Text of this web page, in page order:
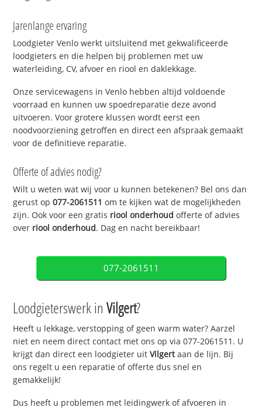
Jarenlange ervaring
Loodgieter Venlo werkt uitsluitend met gekwalificeerde
loodgieters en die helpen bij problemen met uw
waterleiding, CV, afvoer en riool en daklekkage.
Onze servicewagens in Venlo hebben altijd voldoende
voorraad en kunnen uw spoedreparatie deze avond
uitvoeren. Voor grotere klussen wordt eerst een
noodvoorziening getroffen en direct een afspraak gemaakt
voor de definitieve reparatie.
Offerte of advies nodig?
Wilt u weten wat wij voor u kunnen betekenen? Bel ons dan
gerust op077-2061511 om te kijken wat de mogelijkheden
zijn. Ook voor een gratis riool onderhoud offerte of advies
over riool onderhoud. Dag en nacht bereikbaar!
077-2061511
Loodgieterswerk inVilgert?
Heeft u lekkage, verstopping of geen warm water? Aarzel
niet en neem direct contact met ons op via 077-2061511. U
krijgt dan direct een loodgieter uitVilgertaan de lijn. Bij
ons regelt u een reparatie of offerte dus snel en
gemakkelijk!
Dus heeft u problemen met leidingwerk of afvoeren in